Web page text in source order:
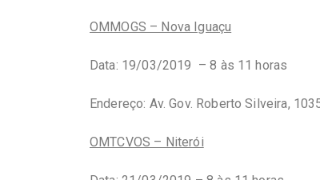
OMMOGS – Nova Iguaçu
Data: 19/03/2019 – 8 às 11 horas
Endereço: Av. Gov. Roberto Silveira,
OMTCVOS – Niterói